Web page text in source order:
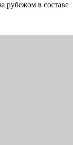
рубежом в составе